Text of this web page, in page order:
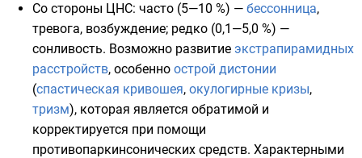
Со стороны ЦНС: часто (5—10 %) — бессонница,
тревога, возбуждение; редко (0,1—5,0 %) —
сонливость. Возможно развитие экстрапирамидных
расстройств, особенно острой дистонии
(спастическая кривошея, окулогирные кризы,
тризм), которая является обратимой и
корректируется при помощи
противопаркинсонических средств. Характерными